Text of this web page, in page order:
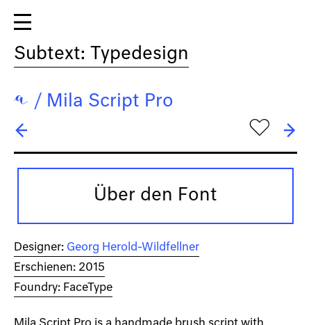
Subtext: Typedesign
/ Mila Script Pro
→ Modal
h
Über den Font
Designer: Georg Herold-Wildfellner
Erschienen: 2015
Foundry: FaceType